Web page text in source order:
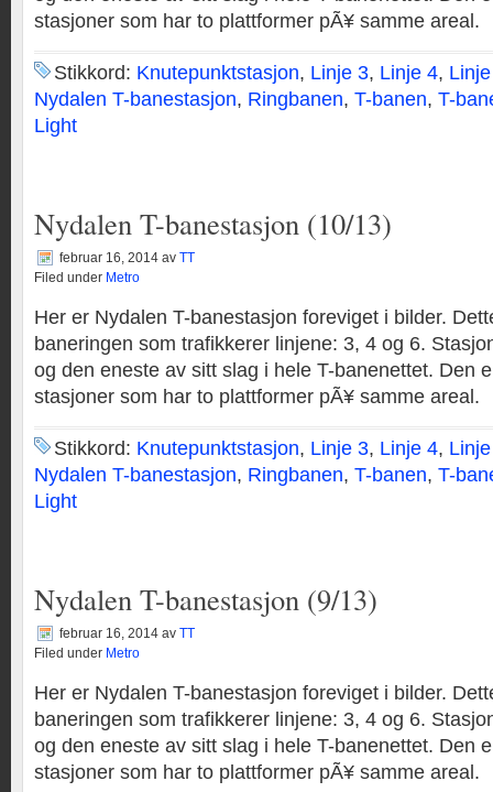
stasjoner som har to plattformer pÃ¥ samme areal.
Stikkord: Knutepunktstasjon, Linje 3, Linje 4,
Nydalen T-banestasjon, Ringbanen, T-banen, T-
Light
Nydalen T-banestasjon (10/13)
februar 16, 2014 av TT
Filed under Metro
Her er Nydalen T-banestasjon foreviget i bilder.
baneringen som trafikkerer linjene: 3, 4 og 6.
og den eneste av sitt slag i hele T-banenettet. Den
stasjoner som har to plattformer pÃ¥ samme areal.
Stikkord: Knutepunktstasjon, Linje 3, Linje 4,
Nydalen T-banestasjon, Ringbanen, T-banen, T-
Light
Nydalen T-banestasjon (9/13)
februar 16, 2014 av TT
Filed under Metro
Her er Nydalen T-banestasjon foreviget i bilder.
baneringen som trafikkerer linjene: 3, 4 og 6.
og den eneste av sitt slag i hele T-banenettet. Den
stasjoner som har to plattformer pÃ¥ samme areal.